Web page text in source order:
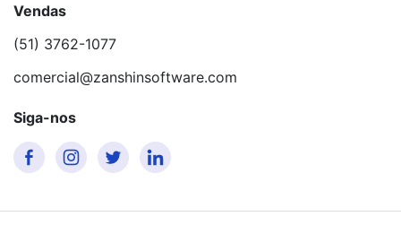
Vendas
(51) 3762-1077
comercial@zanshinsoftware.com
Siga-nos